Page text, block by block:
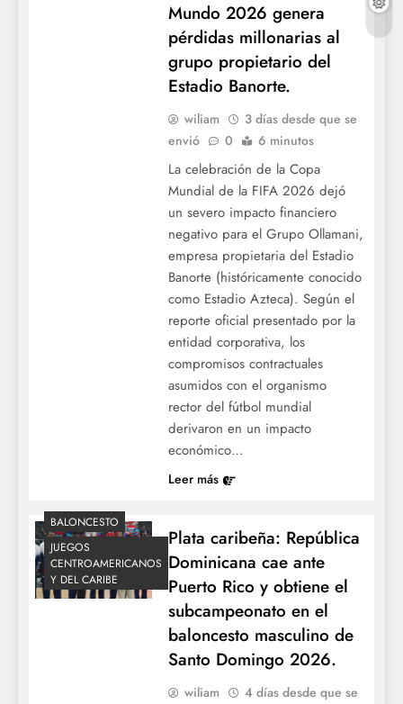
Dominio quisqueyano en las Mayores:
Junior Caminero y Luis García Jr. son
elegidos Jugadores de la Semana.
Control y bateo oportuno: Freddie
de los Dodgers en el duelo de titanes ante
los Padres.
Mundo 2026 genera
pérdidas millonarias al
grupo propietario del
Estadio Banorte.
wiliam
3 días desde que se
envió
0 6 minutos
La celebración de la Copa
Mundial de la FIFA 2026 dejó
un severo impacto financiero
negativo para el Grupo Ollamani,
empresa propietaria del Estadio
Banorte (históricamente conocido
como Estadio Azteca). Según el
reporte oficial presentado por la
entidad corporativa, los
compromisos contractuales
asumidos con el organismo
rector del fútbol mundial
derivaron en un impacto
económico…
Leer más
BALONCESTO
JUEGOS
CENTROAMERICANOS
Y DEL CARIBE
Plata caribeña: República
Dominicana cae ante
Puerto Rico y obtiene el
subcampeonato en el
baloncesto masculino de
Santo Domingo 2026.
wiliam
4 días desde que se